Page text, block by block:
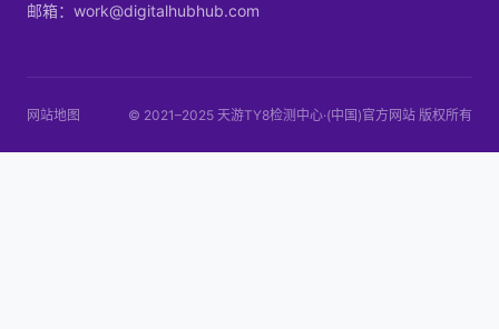
邮箱：work@digitalhubhub.com
网站地图 © 2021–2025 天游TY8检测中心·(中国)官方网站 版权所有